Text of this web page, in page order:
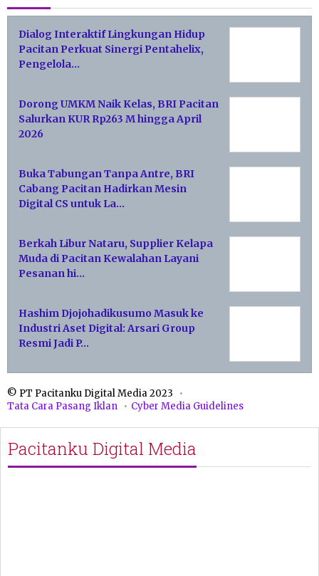
Dialog Interaktif Lingkungan Hidup
Pacitan Perkuat Sinergi Pentahelix,
Pengelola…
Dorong UMKM Naik Kelas, BRI Pacitan
Salurkan KUR Rp263 M hingga April
2026
Buka Tabungan Tanpa Antre, BRI
Cabang Pacitan Hadirkan Mesin
Digital CS untuk La…
Berkah Libur Nataru, Supplier Kelapa
Muda di Pacitan Kewalahan Layani
Pesanan hi…
Hashim Djojohadikusumo Masuk ke
Industri Aset Digital: Arsari Group
Resmi Jadi P…
© PT Pacitanku Digital Media 2023
Tata Cara Pasang Iklan
Cyber Media Guidelines
Pacitanku Digital Media